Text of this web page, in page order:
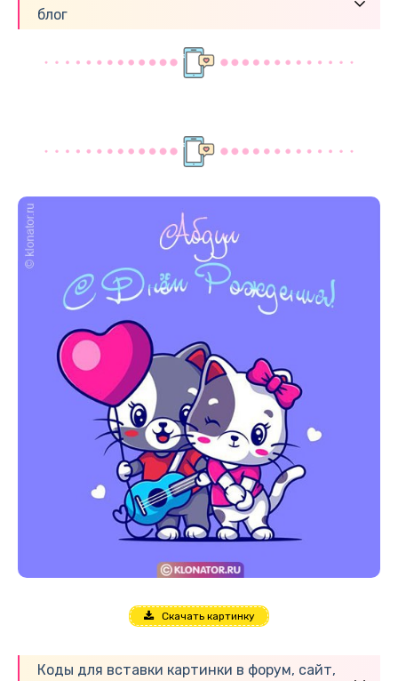
блог
Скачать картинку
Коды для вставки картинки в форум, сайт,